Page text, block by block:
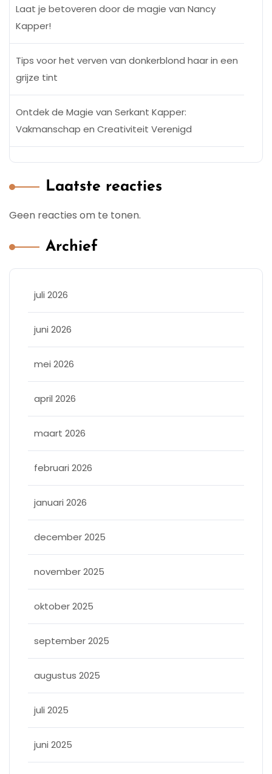
Laat je betoveren door de magie van Nancy
Kapper!
Tips voor het verven van donkerblond haar in een
grijze tint
Ontdek de Magie van Serkant Kapper:
Vakmanschap en Creativiteit Verenigd
Laatste reacties
Geen reacties om te tonen.
Archief
juli 2026
juni 2026
mei 2026
april 2026
maart 2026
februari 2026
januari 2026
december 2025
november 2025
oktober 2025
september 2025
augustus 2025
juli 2025
juni 2025